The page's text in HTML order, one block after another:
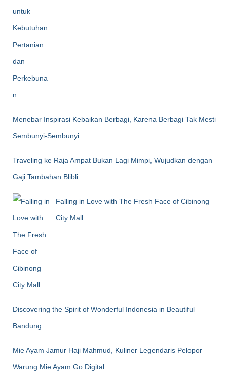
Menebar Inspirasi Kebaikan Berbagi, Karena Berbagi Tak Mesti
Sembunyi-Sembunyi
Traveling ke Raja Ampat Bukan Lagi Mimpi, Wujudkan dengan
Gaji Tambahan Blibli
Falling in Love with The Fresh Face of Cibinong
City Mall
Discovering the Spirit of Wonderful Indonesia in Beautiful
Bandung
Mie Ayam Jamur Haji Mahmud, Kuliner Legendaris Pelopor
Warung Mie Ayam Go Digital